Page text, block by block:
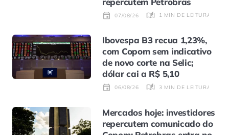
07/08/26 1 MIN DE LEITURA
Ibovespa B3 recua 1,23%,
com Copom sem indicativo
de novo corte na Selic;
dólar cai a R$ 5,10
06/08/26 3 MIN DE LEITURA
Mercados hoje: investidores
repercutem comunicado do